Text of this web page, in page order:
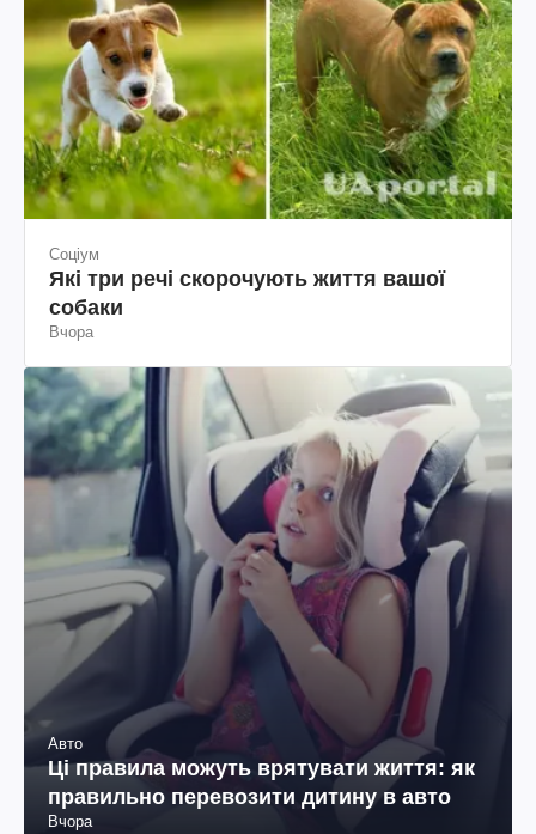
Соціум
Які три речі скорочують життя вашої
собаки
Вчора
Авто
Ці правила можуть врятувати життя: як
правильно перевозити дитину в авто
Вчора